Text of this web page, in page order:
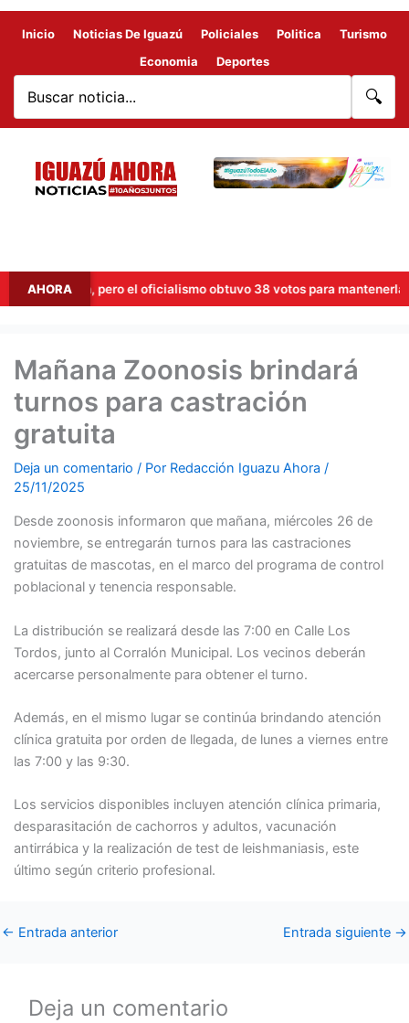
Inicio Noticias De Iguazú Policiales Politica
Turismo
Economia
Deportes
🔍
AHORA
sesión, pero el oficialismo obtuvo 38 votos para mantenerla y sigue
Mañana Zoonosis brindará
turnos para castración
gratuita
Deja un comentario / Por Redacción Iguazu Ahora /
25/11/2025
Desde zoonosis informaron que mañana, miércoles 26 de
noviembre, se entregarán turnos para las castraciones
gratuitas de mascotas, en el marco del programa de control
poblacional y tenencia responsable.
La distribución se realizará desde las 7:00 en Calle Los
Tordos, junto al Corralón Municipal. Los vecinos deberán
acercarse personalmente para obtener el turno.
Además, en el mismo lugar se continúa brindando atención
clínica gratuita por orden de llegada, de lunes a viernes entre
las 7:00 y las 9:30.
Los servicios disponibles incluyen atención clínica primaria,
desparasitación de cachorros y adultos, vacunación
antirrábica y la realización de test de leishmaniasis, este
último según criterio profesional.
← Entrada anterior Entrada siguiente →
Deja un comentario